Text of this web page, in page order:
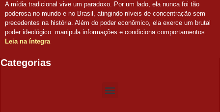
A mídia tradicional vive um paradoxo. Por um lado, ela nunca foi tão
poderosa no mundo e no Brasil, atingindo níveis de concentração sem
precedentes na história. Além do poder econômico, ela exerce um brutal
poder ideológico: manipula informações e condiciona comportamentos.
Leia na íntegra
Categorias